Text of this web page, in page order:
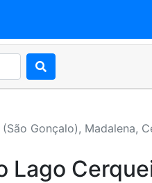
Gonçalo), Madalena,
Lago